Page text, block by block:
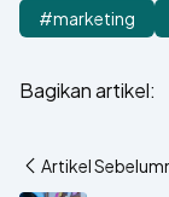
#marketing
Bagikan artikel:
Artikel